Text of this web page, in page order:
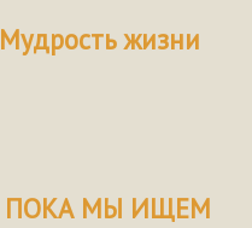
Мудрость жизни
ПОКА МЫ ИЩЕМ